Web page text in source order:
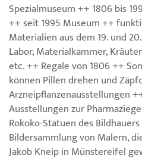
Spezialmuseum ++ 1806 bis
++ seit 1995 Museum ++
Materialien aus dem 19. und
Labor, Materialkammer,
etc. ++ Regale von 1806 ++
können Pillen drehen und
Arzneipflanzenausstellungen
Ausstellungen zur
Rokoko-Statuen des
Bildersammlung von Malern,
Jakob Kneip in Münstereifel